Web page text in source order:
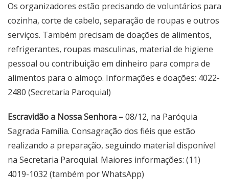
Os organizadores estão precisando de voluntários para
cozinha, corte de cabelo, separação de roupas e outros
serviços. Também precisam de doações de alimentos,
refrigerantes, roupas masculinas, material de higiene
pessoal ou contribuição em dinheiro para compra de
alimentos para o almoço. Informações e doações: 4022-
2480 (Secretaria Paroquial)
Escravidão a Nossa Senhora –08/12, na Paróquia
Sagrada Família. Consagração dos fiéis que estão
realizando a preparação, seguindo material disponível
na Secretaria Paroquial. Maiores informações: (11)
4019-1032 (também por WhatsApp)